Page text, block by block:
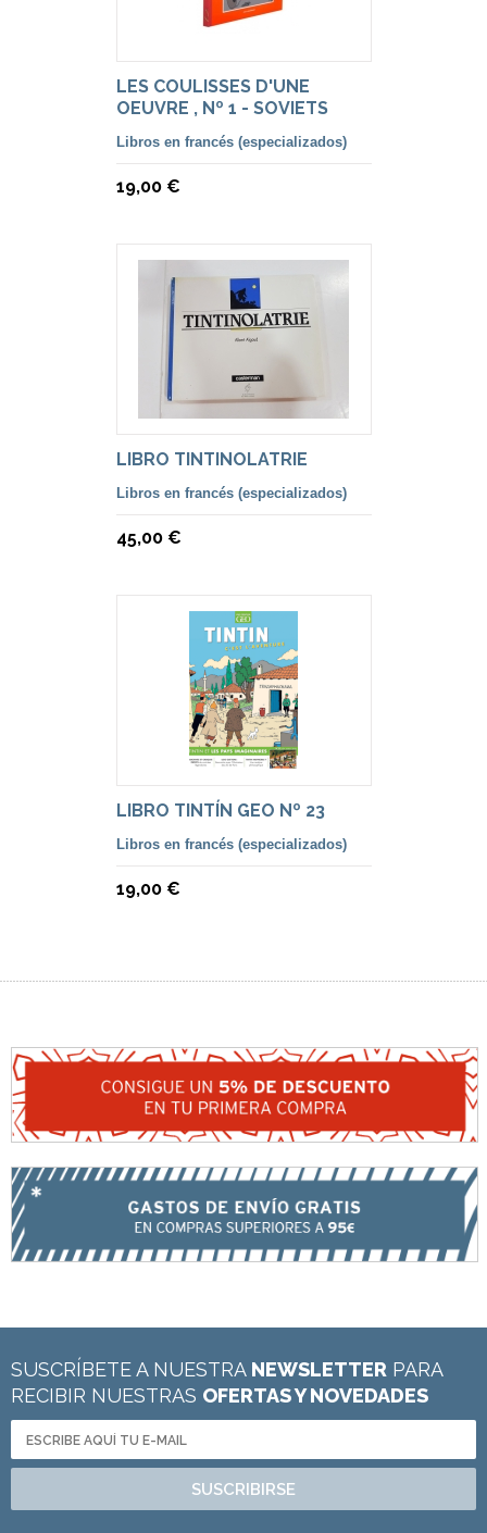
LES COULISSES D'UNE
OEUVRE , Nº 1 - SOVIETS
Libros en francés (especializados)
19,00 €
LIBRO TINTINOLATRIE
Libros en francés (especializados)
45,00 €
LIBRO TINTÍN GEO Nº 23
Libros en francés (especializados)
19,00 €
SUSCRÍBETE A NUESTRA NEWSLETTER PARA
RECIBIR NUESTRAS OFERTAS Y NOVEDADES
SUSCRIBIRSE